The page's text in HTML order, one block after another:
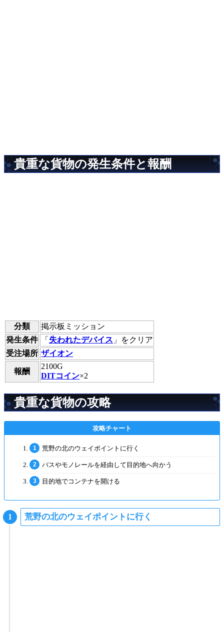
貴重な貨物の発生条件と報酬
分類
掲示板ミッション
発生条件
「 失われたデバイス 」をクリア
受注場所 ザイオン
報酬
2100G
DITコイン×2
貴重な貨物の攻略
荒野の北のウェイポイントに行く
バスやモノレールを経由して目的地へ向かう
目的地でコンテナを開ける
荒野の北のウェイポイントに行く